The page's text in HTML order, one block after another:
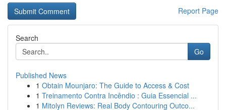
Report Page
Search
Go
Published News
1 Obtain Mounjaro: The Guide to Access & Cost
1 Treinamento Contra Incêndio : Guia Essencial ...
1 Mitolyn Reviews: Real Body Contouring Outco...